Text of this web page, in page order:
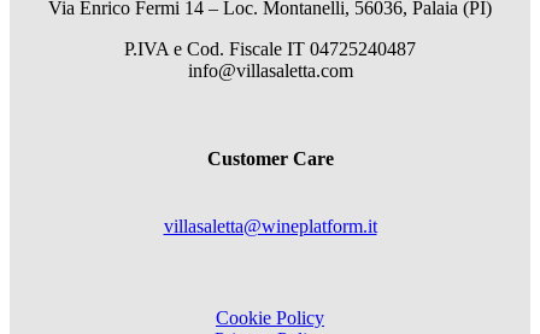
Via Enrico Fermi 14 – Loc. Montanelli, 56036, Palaia (PI)
P.IVA e Cod. Fiscale IT 04725240487
info@villasaletta.com
Customer Care
villasaletta@wineplatform.it
Cookie Policy